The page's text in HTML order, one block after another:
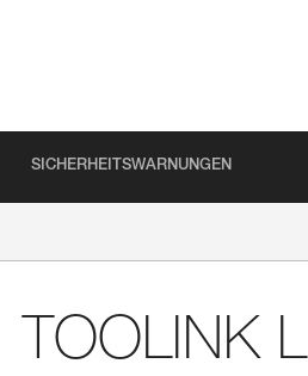
SICHERHEITSWARNUNGEN
TOOLINK L